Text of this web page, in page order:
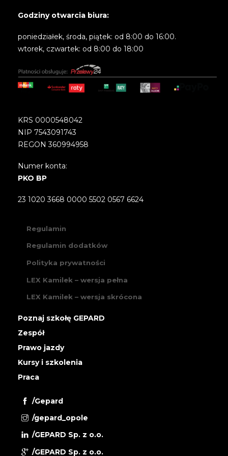
Godziny otwarcia biura:
poniedziałek, środa, piątek: od 8:00 do 16:00.
wtorek, czwartek: od 8:00 do 18:00
KRS 0000548042
NIP 7543091743
REGON 360994958
Numer konta:
PKO BP
23 1020 3668 0000 5502 0567 6624
Regulamin
Regulamin dodatków
Polityka prywatności
LEX Kamilek – wersja pełna
LEX Kamilek – wersja skrócona
Poznaj szkołę GEPARD
Zespół
Prawo jazdy
Kursy i szkolenia
Praca
/Gepard
/gepard_opole
/GEPARD Sp. z o.o.
/GEPARD Sp. z o.o.